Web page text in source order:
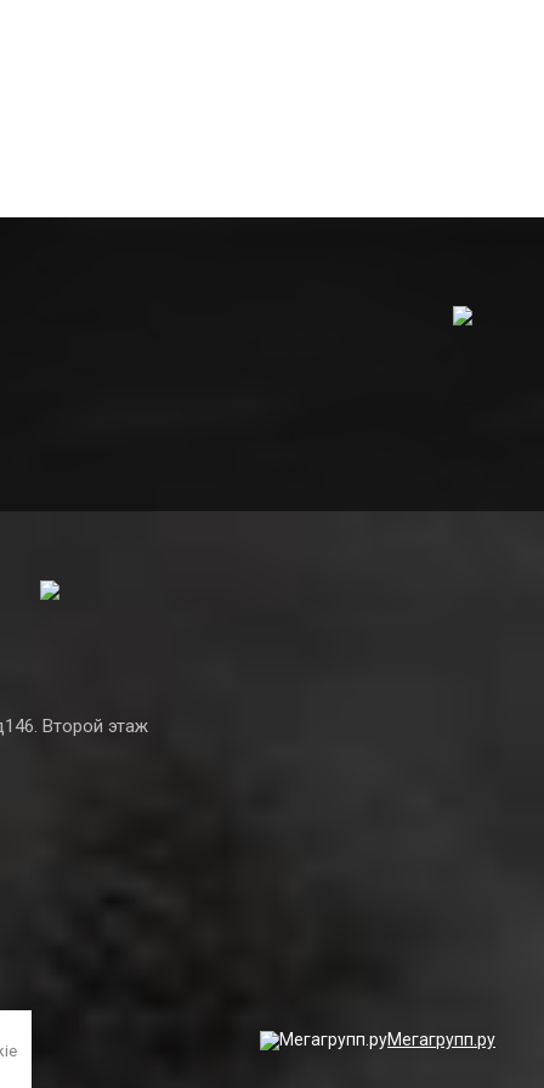
Второй этаж
Мегагрупп.ру